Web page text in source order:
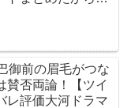
ネットのネタバ
御前の眉毛がつな
賛否両論！【ツイ
レ評価大河ドラマ